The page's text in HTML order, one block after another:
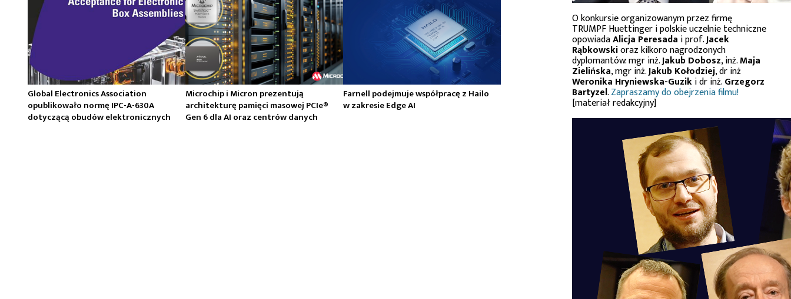
Global Electronics Association
opublikowało normę IPC-A-630A
dotyczącą obudów elektronicznych
Microchip i Micron prezentują
architekturę pamięci masowej PCIe®
Gen 6 dla AI oraz centrów danych
Farnell podejmuje współpracę z Hailo
w zakresie Edge AI
O konkursie organizowanym przez firmę
TRUMPF Huettinger i polskie uczelnie techniczne
opowiadaAlicja Peresada i prof.Jacek
Rąbkowskioraz kilkoro nagrodzonych
dyplomantów: mgr inż.Jakub Dobosz, inż.Maja
Zielińska, mgr inż.Jakub Kołodziej, dr inż
Weronika Hryniewska-Guziki dr inż.Grzegorz
Bartyzel.Zapraszamy do obejrzenia filmu!
[materiał redakcyjny]